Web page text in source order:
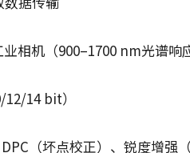
相机（900–1700 nm光谱响
14 bit）
（坏点校正）、锐度增强